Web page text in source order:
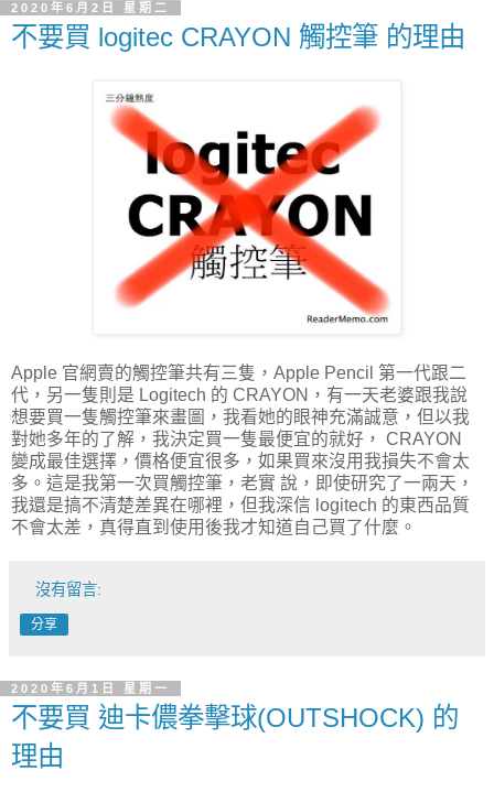
2020年6月2日 星期二
不要買 logitec CRAYON 觸控筆 的理由
Apple 官網賣的觸控筆共有三隻，Apple Pencil 第一代跟二
代，另一隻則是 Logitech 的 CRAYON，有一天老婆跟我說
想要買一隻觸控筆來畫圖，我看她的眼神充滿誠意，但以我
對她多年的了解，我決定買一隻最便宜的就好， CRAYON
變成最佳選擇，價格便宜很多，如果買來沒用我損失不會太
多。這是我第一次買觸控筆，老實 說，即使研究了一兩天，
我還是搞不清楚差異在哪裡，但我深信 logitech 的東西品質
不會太差，真得直到使用後我才知道自己買了什麼。
沒有留言:
分享
2020年6月1日 星期一
不要買 迪卡儂拳擊球(OUTSHOCK) 的
理由